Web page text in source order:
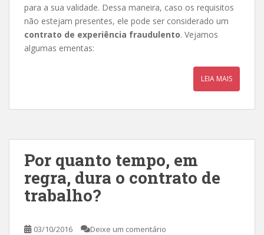
para a sua validade. Dessa maneira, caso os requisitos
não estejam presentes, ele pode ser considerado um
contrato de experiência fraudulento. Vejamos
algumas ementas:
LEIA MAIS
Por quanto tempo, em
regra, dura o contrato de
trabalho?
03/10/2016 Deixe um comentário